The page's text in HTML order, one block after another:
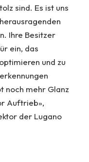
sind. Es ist uns
Ihre Besitzer
ein, das
und zu
noch mehr Glanz
Auftrieb»,
der Lugano